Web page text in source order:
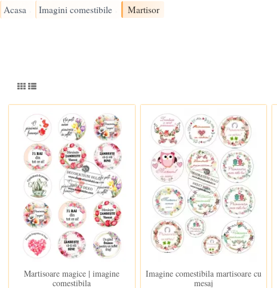
Acasa Imagini comestibile Martisor
In stoc
Martisoare magice | imagine
comestibila
In stoc
Imagine comestibila martisoare cu
mesaj